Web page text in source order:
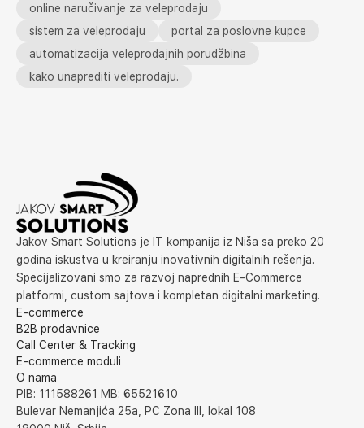
online naručivanje za veleprodaju
sistem za veleprodaju
portal za poslovne kupce
automatizacija veleprodajnih porudžbina
kako unaprediti veleprodaju.
Jakov Smart Solutions je IT kompanija iz Niša sa preko 20
godina iskustva u kreiranju inovativnih digitalnih rešenja.
Specijalizovani smo za razvoj naprednih E-Commerce
platformi, custom sajtova i kompletan digitalni marketing.
E-commerce
B2B prodavnice
Call Center & Tracking
E-commerce moduli
O nama
PIB: 111588261 MB: 65521610
Bulevar Nemanjića 25a, PC Zona III, lokal 108